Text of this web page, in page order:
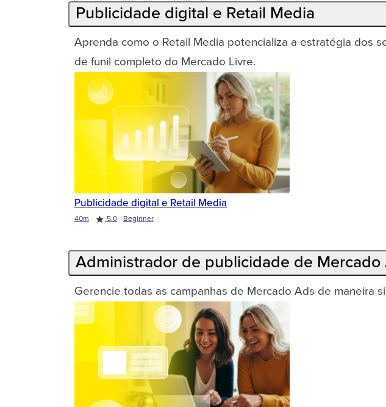
Publicidade digital e Retail Media
Aprenda como o Retail Media potencializa a estratégia dos
de funil completo do Mercado Livre.
Publicidade digital e Retail Media
40m 5.0 Beginner
Administrador de publicidade de Mercado
Gerencie todas as campanhas de Mercado Ads de maneira